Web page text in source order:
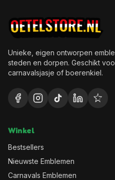
Unieke, eigen ontworpen
steden en dorpen. Geschikt
carnavalsjasje of boerenkiel.
Winkel
Bestsellers
Nieuwste Emblemen
Carnavals Emblemen